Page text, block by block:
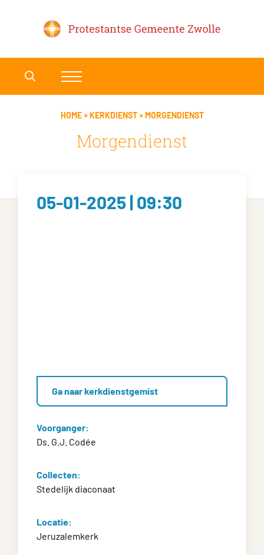
HOME»KERKDIENST»MORGENDIENST
Morgendienst
05-01-2025 | 09:30
Ga naar kerkdienstgemist
Voorganger:
Ds. G.J. Codée
Collecten:
Stedelijk diaconaat
Locatie:
Jeruzalemkerk